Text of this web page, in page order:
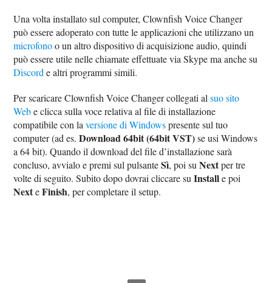
Una volta installato sul computer, Clownfish Voice Changer
può essere adoperato con tutte le applicazioni che utilizzano un
microfonoo un altro dispositivo di acquisizione audio, quindi
può essere utile nelle chiamate effettuate via Skype ma anche su
Discord e altri programmi simili.
Per scaricare Clownfish Voice Changer collegati alsuo sito
Webe clicca sulla voce relativa al file di installazione
compatibile con laversione di Windowspresente sul tuo
computer (ad es.Download 64bit (64bit VST)se usi Windows
a 64 bit). Quando il download del file d’installazione sarà
concluso, avvialo e premi sul pulsanteSì, poi suNextper tre
volte di seguito. Subito dopo dovrai cliccare suInstalle poi
NexteFinish, per completare il setup.